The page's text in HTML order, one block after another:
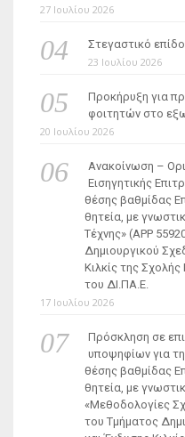
27 Ιουλίου 2026
Στεγαστικό
23 Ιουλίου 2026
Προκήρυξη για
φοιτητών στο
20 Ιουλίου 2026
Ανακοίνωση –
Εισηγητικής
θέσης βαθμίδας
θητεία, με
Τέχνης» (ΑΡΡ
Δημιουργικού
Κιλκίς της
του ΔΙ.ΠΑ.Ε.
17 Ιουλίου 2026
Πρόσκληση σε
υποψηφίων για
θέσης βαθμίδας
θητεία, με
«Μεθοδολογίες
του Τμήματος